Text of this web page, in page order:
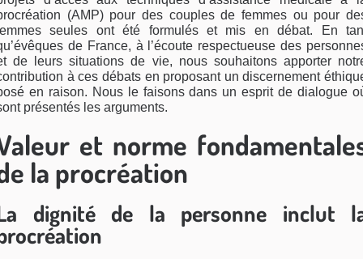
(AMP) pour des couples de femmes ou pour
seules ont été formulés et mis en débat. En
de France, à l’écoute respectueuse des
de leurs situations de vie, nous souhaitons apporter
à ces débats en proposant un discernement
en raison. Nous le faisons dans un esprit de dialogue
présentés les arguments.
et norme
la procréation
dignité de la personne inclut